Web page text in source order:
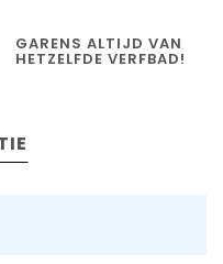
GARENS ALTIJD VAN
HETZELFDE VERFBAD!